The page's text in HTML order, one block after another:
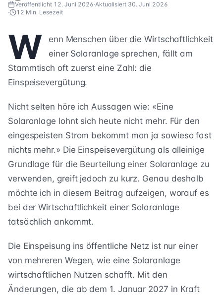
Veröffentlicht 12. Juni 2026·Aktualisiert 30. Juni 2026
·
12 Min. Lesezeit
W
enn Menschen über die Wirtschaftlichkeit
einer Solaranlage sprechen, fällt am
Stammtisch oft zuerst eine Zahl: die
Einspeisevergütung.
Nicht selten höre ich Aussagen wie: «Eine
Solaranlage lohnt sich heute nicht mehr. Für den
eingespeisten Strom bekommt man ja sowieso fast
nichts mehr.» Die Einspeisevergütung als alleinige
Grundlage für die Beurteilung einer Solaranlage zu
verwenden, greift jedoch zu kurz. Genau deshalb
möchte ich in diesem Beitrag aufzeigen, worauf es
bei der Wirtschaftlichkeit einer Solaranlage
tatsächlich ankommt.
Die Einspeisung ins öffentliche Netz ist nur einer
von mehreren Wegen, wie eine Solaranlage
wirtschaftlichen Nutzen schafft. Mit den
Änderungen, die ab dem 1. Januar 2027 in Kraft